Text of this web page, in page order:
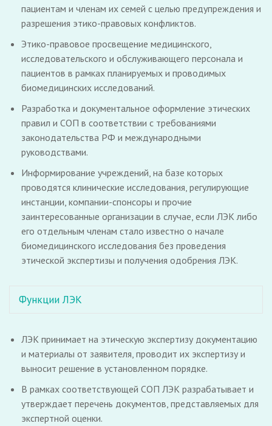
пациентам и членам их семей с целью предупреждения и
разрешения этико-правовых конфликтов.
Этико-правовое просвещение медицинского,
исследовательского и обслуживающего персонала и
пациентов в рамках планируемых и проводимых
биомедицинских исследований.
Разработка и документальное оформление этических
правил и СОП в соответствии с требованиями
законодательства РФ и международными
руководствами.
Информирование учреждений, на базе которых
проводятся клинические исследования, регулирующие
инстанции, компании-спонсоры и прочие
заинтересованные организации в случае, если ЛЭК либо
его отдельным членам стало известно о начале
биомедицинского исследования без проведения
этической экспертизы и получения одобрения ЛЭК.
Функции ЛЭК
ЛЭК принимает на этическую экспертизу документацию
и материалы от заявителя, проводит их экспертизу и
выносит решение в установленном порядке.
В рамках соответствующей СОП ЛЭК разрабатывает и
утверждает перечень документов, представляемых для
экспертной оценки.